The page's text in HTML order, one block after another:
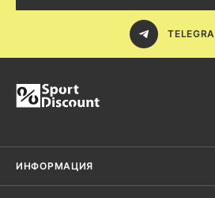
ИНФОРМАЦИЯ